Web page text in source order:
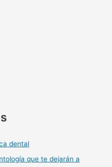
dental
que te dejarán a